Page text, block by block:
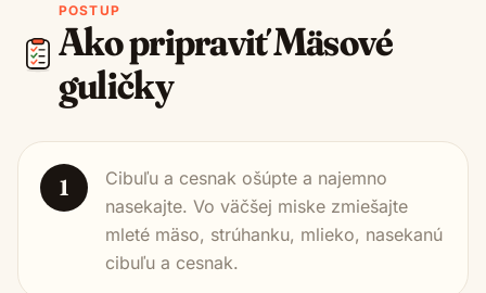
POSTUP
Ako pripraviťMäsové
guličky
1
Cibuľu a cesnak ošúpte a najemno
nasekajte. Vo väčšej miske zmiešajte
mleté mäso, strúhanku, mlieko, nasekanú
cibuľu a cesnak.